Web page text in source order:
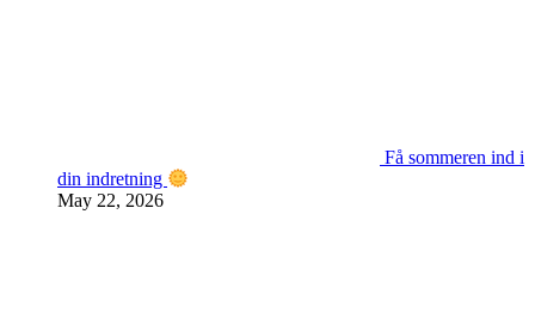
Få sommeren ind i
din indretning
May 22, 2026